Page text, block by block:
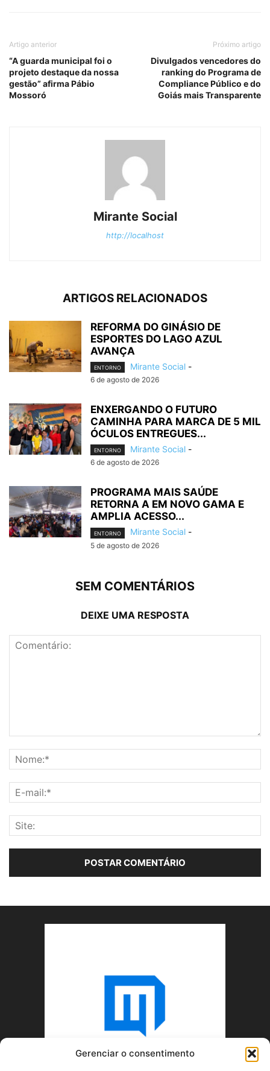
Gerenciar o consentimento
Artigo anterior
“A guarda municipal foi o
projeto destaque da nossa
gestão” afirma Pábio
Mossoró
Próximo artigo
Divulgados vencedores do
ranking do Programa de
Compliance Público e do
Goiás mais Transparente
Mirante Social
http://localhost
ARTIGOS RELACIONADOS
REFORMA DO GINÁSIO DE
ESPORTES DO LAGO AZUL
AVANÇA
ENTORNO Mirante Social -
6 de agosto de 2026
ENXERGANDO O FUTURO
CAMINHA PARA MARCA DE 5 MIL
ÓCULOS ENTREGUES...
ENTORNO Mirante Social -
6 de agosto de 2026
PROGRAMA MAIS SAÚDE
RETORNA A EM NOVO GAMA E
AMPLIA ACESSO...
ENTORNO Mirante Social -
5 de agosto de 2026
SEM COMENTÁRIOS
DEIXE UMA RESPOSTA